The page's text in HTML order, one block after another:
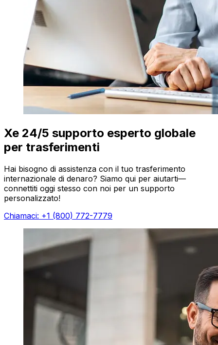
Xe 24/5 supporto esperto globale
per trasferimenti
Hai bisogno di assistenza con il tuo trasferimento
internazionale di denaro? Siamo qui per aiutarti—
connettiti oggi stesso con noi per un supporto
personalizzato!
Chiamaci: +1 (800) 772-7779